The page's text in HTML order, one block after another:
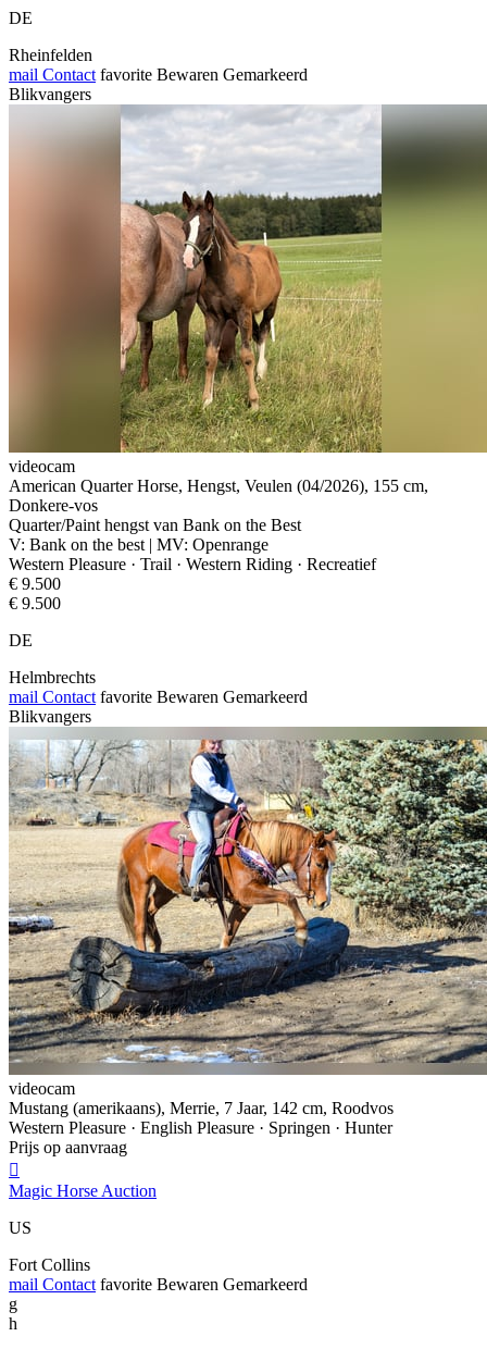
DE
Rheinfelden
mail Contact favorite Bewaren Gemarkeerd
Blikvangers
videocam
American Quarter Horse, Hengst, Veulen (04/2026), 155 cm,
Donkere-vos
Quarter/Paint hengst van Bank on the Best
V: Bank on the best | MV: Openrange
Western Pleasure · Trail · Western Riding · Recreatief
€ 9.500
€ 9.500
DE
Helmbrechts
mail Contact favorite Bewaren Gemarkeerd
Blikvangers
videocam
Mustang (amerikaans), Merrie, 7 Jaar, 142 cm, Roodvos
Western Pleasure · English Pleasure · Springen · Hunter
Prijs op aanvraag

Magic Horse Auction
US
Fort Collins
mail Contact favorite Bewaren Gemarkeerd
g
h